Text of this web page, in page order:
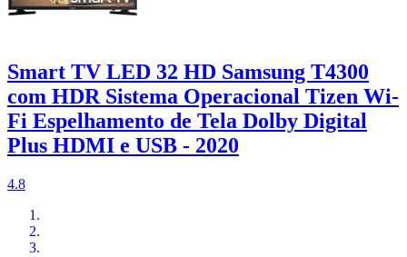
Smart TV LED 32 HD Samsung T4300
com HDR Sistema Operacional Tizen Wi-
Fi Espelhamento de Tela Dolby Digital
Plus HDMI e USB - 2020
4.8